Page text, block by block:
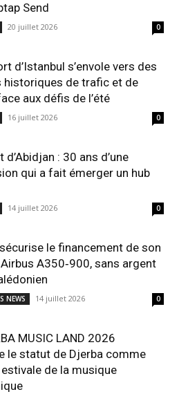
Send
20 juillet 2026 0
d’Istanbul s’envole vers des
historiques de trafic et de
aux défis de l’été
16 juillet 2026 0
d’Abidjan : 30 ans d’une
qui a fait émerger un hub
14 juillet 2026 0
le financement de son
A350‑900, sans argent
NEWS 14 juillet 2026 0
MUSIC LAND 2026
le statut de Djerba comme
de la musique